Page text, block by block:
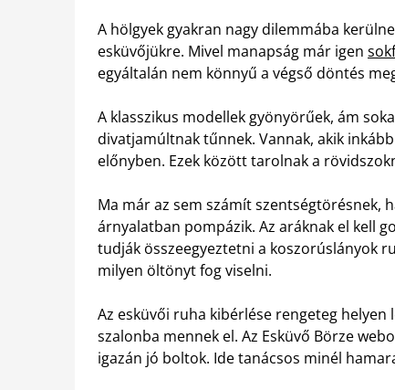
A hölgyek gyakran nagy dilemmába
esküvőjükre. Mivel manapság már igen
egyáltalán nem könnyű a végső döntés
A klasszikus modellek gyönyörűek, ám
divatjamúltnak tűnnek. Vannak, akik
előnyben. Ezek között tarolnak a
Ma már az sem számít szentségtörésnek,
árnyalatban pompázik. Az aráknak el kell
tudják összeegyeztetni a koszorúslányok
milyen öltönyt fog viselni.
Az esküvői ruha kibérlése rengeteg
szalonba mennek el. Az Esküvő Börze
igazán jó boltok. Ide tanácsos minél